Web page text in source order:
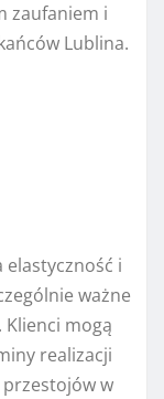
zaufaniem i
Lublina.
i
ważne
Klienci mogą
realizacji
w